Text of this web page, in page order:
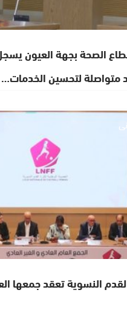
الصحة بجهة العيون
لتحسين الخدمات…
النسوية تعقد جمعها